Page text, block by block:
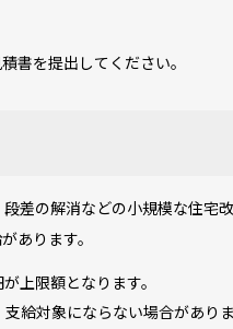
書を提出してください。
差の解消などの小規模な住宅
あります。
上限額となります。
給対象にならない場合がありま